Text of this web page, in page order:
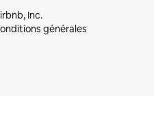
Inc.
générales